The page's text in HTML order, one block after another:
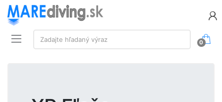
Vyhľadávanie:
Zadajte hľadaný výraz
0